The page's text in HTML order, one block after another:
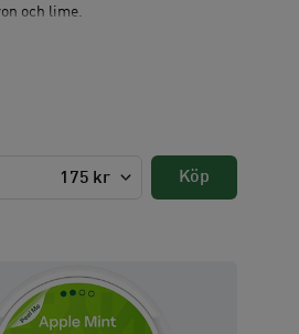
och lime.
175 kr Köp